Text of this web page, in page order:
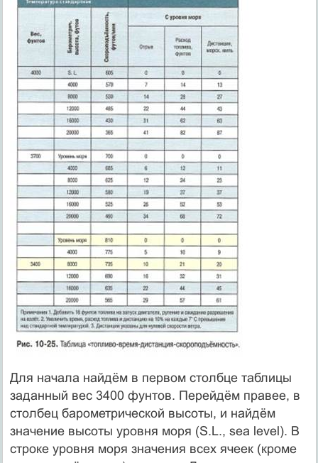
Для начала найдём в первом столбце таблицы
заданный вес 3400 фунтов. Перейдём правее, в
столбец барометрической высоты, и найдём
значение высоты уровня моря (S.L., sea level). В
строке уровня моря значения всех ячеек (кроме